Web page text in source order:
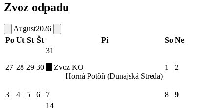
Zvoz odpadu
August2026
Po Ut St Št Pi So Ne
27 28 29 30
31
Zvoz KO
Horná Potôň (Dunajská Streda)
1 2
3 4 5 6 7 8 9
14